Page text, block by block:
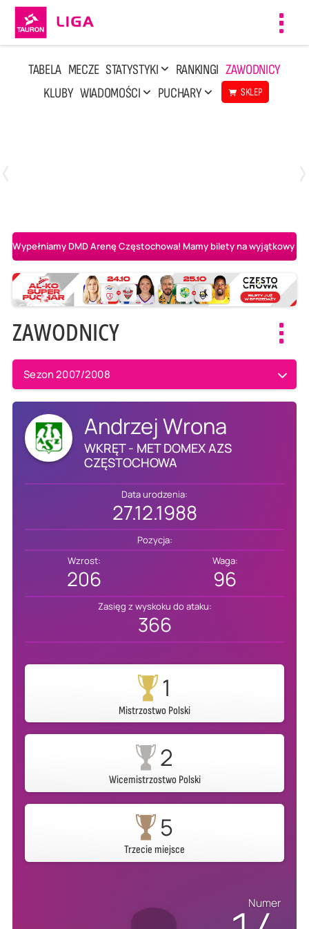
TABELA MECZE STATYSTYKI RANKINGI ZAWODNICY
KLUBY WIADOMOŚCI PUCHARY SKLEP
Wypełniamy DMD Arenę Częstochowa! Mamy bilety na wyjątkowy
ZAWODNICY
Sezon 2007/2008
Andrzej Wrona
WKRĘT - MET DOMEX AZS
CZĘSTOCHOWA
Data urodzenia:
27.12.1988
Pozycja:
Wzrost:
206
Waga:
96
Zasięg z wyskoku do ataku:
366
1
Mistrzostwo Polski
2
Wicemistrzostwo Polski
5
Trzecie miejsce
Numer